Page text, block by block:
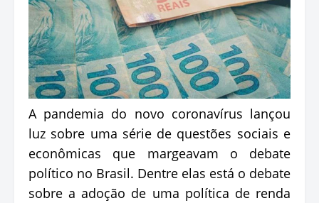
A pandemia do novo coronavírus lançou
luz sobre uma série de questões sociais e
econômicas que margeavam o debate
político no Brasil. Dentre elas está o debate
sobre a adoção de uma política de renda